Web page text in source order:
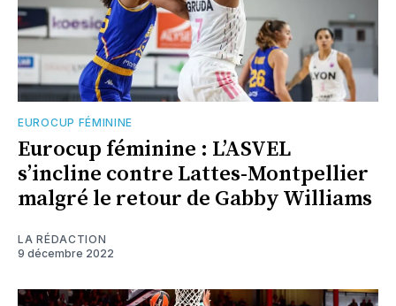
EUROCUP FÉMININE
Eurocup féminine : L’ASVEL
s’incline contre Lattes-Montpellier
malgré le retour de Gabby Williams
LA RÉDACTION
9 décembre 2022